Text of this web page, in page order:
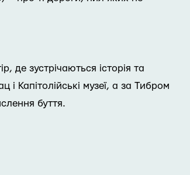
де зустрічаються історія та
Капітолійські музеї, а за Тибром
буття.